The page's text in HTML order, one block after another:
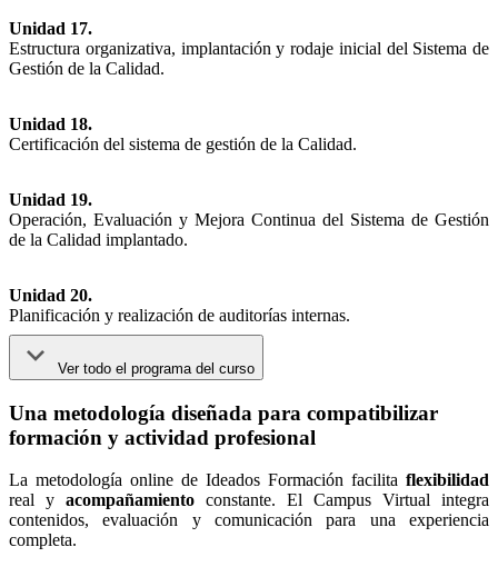
Unidad 17.
Estructura organizativa, implantación y rodaje inicial del Sistema de
Gestión de la Calidad.
Unidad 18.
Certificación del sistema de gestión de la Calidad.
Unidad 19.
Operación, Evaluación y Mejora Continua del Sistema de Gestión
de la Calidad implantado.
Unidad 20.
Planificación y realización de auditorías internas.
Ver todo el programa del curso
Una metodología diseñada para compatibilizar
formación y actividad profesional
La metodología online de Ideados Formación facilita flexibilidad
real y acompañamiento constante. El Campus Virtual integra
contenidos, evaluación y comunicación para una experiencia
completa.